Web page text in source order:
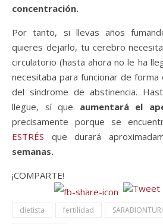
concentración.
Por tanto, si llevas años
quieres dejarlo, tu cerebro
circulatorio (hasta ahora no le ha
necesitaba para funcionar de
del síndrome de abstinencia.
llegue, sí que aumentará el
precisamente porque se
ESTRÉS que durará
semanas.
¡COMPARTE!
dietista fertilidad SARABIONTURI